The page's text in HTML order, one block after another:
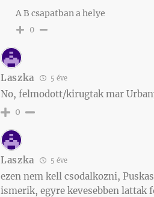
A B csapatban a helye
0
Laszka 5 éve
No, felmodott/kirugtak mar
0
Laszka 5 éve
ezen nem kell csodalkozni,
ismerik, egyre kevesebben lattak